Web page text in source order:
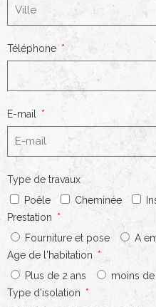
Téléphone
E-mail
Type de travaux
Poêle
Cheminée
Prestation
Fourniture et pose
A
Age de l'habitation
Plus de 2 ans
moins de
Type d'isolation